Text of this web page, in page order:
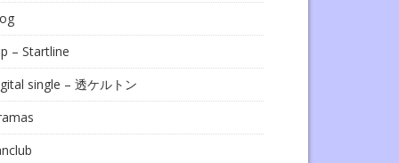
– Startline
single – 透ケルトン